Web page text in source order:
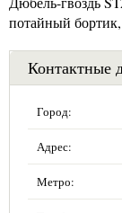
потайный
Контактные
Город:
Адрес:
Метро: